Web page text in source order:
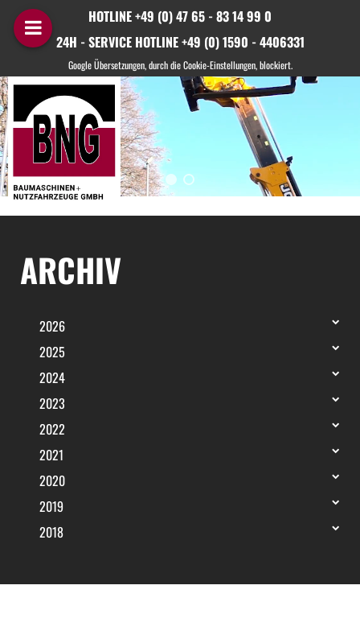
HOTLINE +49 (0) 47 65 - 83 14 99 0
24H - SERVICE HOTLINE +49 (0) 1590 - 4406331
ARCHIV
2026
2025
2024
2023
2022
2021
2020
2019
2018